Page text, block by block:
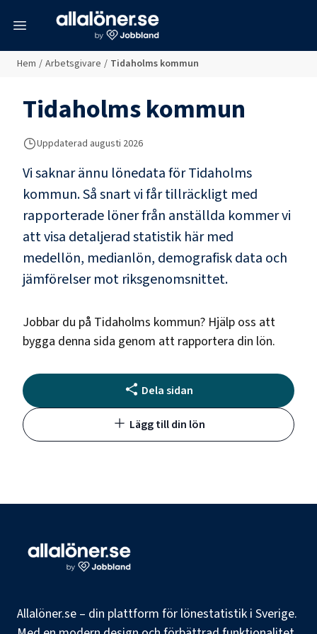
Hem / Arbetsgivare / Tidaholms kommun
Tidaholms kommun
Uppdaterad augusti 2026
Vi saknar ännu lönedata förTidaholms
kommun. Så snart vi får tillräckligt med
rapporterade löner från anställda kommer vi
att visa detaljerad statistik här med
medellön, medianlön, demografisk data och
jämförelser mot riksgenomsnittet.
Jobbar du på Tidaholms kommun? Hjälp oss att
bygga denna sida genom att rapportera din lön.
Dela sidan
Lägg till din lön
Allalöner.se – din plattform för lönestatistik i Sverige.